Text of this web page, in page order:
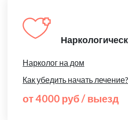
Нарколог на дом
Как убедить начать лечение?
от 4000 руб / выезд